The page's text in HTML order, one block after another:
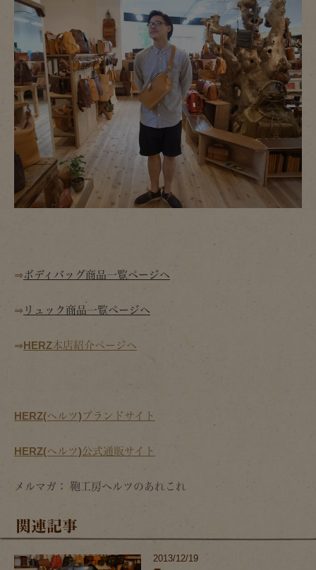
⇒ボディバッグ商品一覧ページへ
⇒ リュック商品一覧ページへ
⇒HERZ本店紹介ページへ
HERZ(ヘルツ)ブランドサイト
HERZ(ヘルツ)公式通販サイト
メルマガ： 鞄工房ヘルツのあれこれ
関連記事
2013/12/19